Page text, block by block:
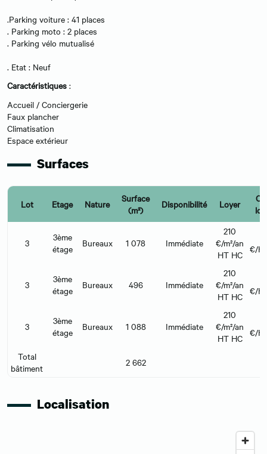
.Parking voiture : 41 places
. Parking moto : 2 places
. Parking vélo mutualisé
. Etat : Neuf
Caractéristiques :
Accueil / Conciergerie
Faux plancher
Climatisation
Espace extérieur
Surfaces
Lot Etage Nature
Surface
(m²)
Disponibilité Loyer
3
3ème
étage
Bureaux 1 078 Immédiate
210
€/m²/an
HT HC
€/
3
3ème
étage
Bureaux 496 Immédiate
210
€/m²/an
HT HC
€/
3
3ème
étage
Bureaux 1 088 Immédiate
210
€/m²/an
HT HC
€/
Total
bâtiment
2 662
Localisation